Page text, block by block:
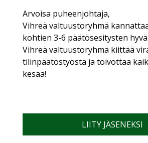
Arvoisa puheenjohtaja,
Vihreä valtuustoryhmä
kohtien 3-6 päätösesitysten
Vihreä valtuustoryhmä kiittää
tilinpäätöstyöstä ja toivottaa
kesää!
LIITY JÄSENEKSI